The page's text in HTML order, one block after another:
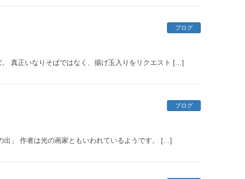
ブログ
真正いなりそばではなく、揚げ玉入りをリクエスト […]
ブログ
」 作者は光の画家ともいわれているようです。 […]